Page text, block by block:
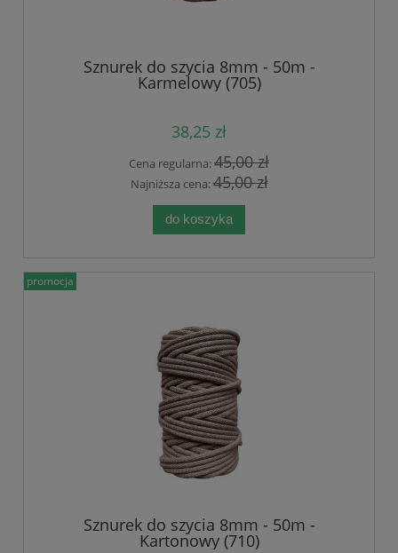
Sznurek do szycia 8mm - 50m -
Karmelowy (705)
38,25 zł
Cena regularna:45,00 zł
Najniższa cena:45,00 zł
do koszyka
Sznurek do szycia 8mm - 50m -
Kartonowy (710)
promocja